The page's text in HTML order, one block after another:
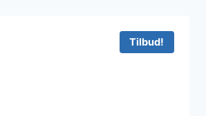
Tilbud!